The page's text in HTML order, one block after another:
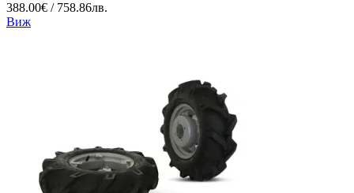
388.00€ / 758.86лв.
Виж